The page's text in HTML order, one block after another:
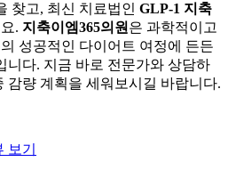
찾고, 최신 치료법인 GLP-1 지축
. 지축이엠365의원 은 과학적이고
성공적인 다이어트 여정에 든든
니다. 지금 바로 전문가와 상담하
감량 계획을 세워보시길 바랍니다.
보기